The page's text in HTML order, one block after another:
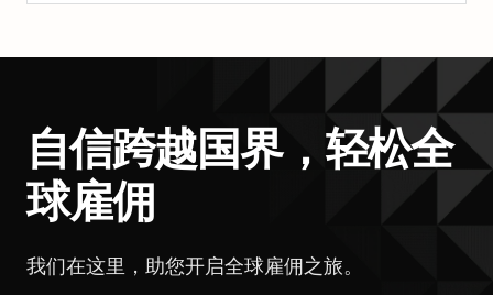
自信跨越国界，轻松全
球雇佣
我们在这里，助您开启全球雇佣之旅。